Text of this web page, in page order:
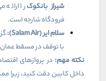
شیراز بانکوکرا
فرودگاه شارجه است.
سلام ایر (Salam Air
):
با توقف در مسقط
نکته مهم: در پروازهای
داخل کابین دقت کنید، زیرا